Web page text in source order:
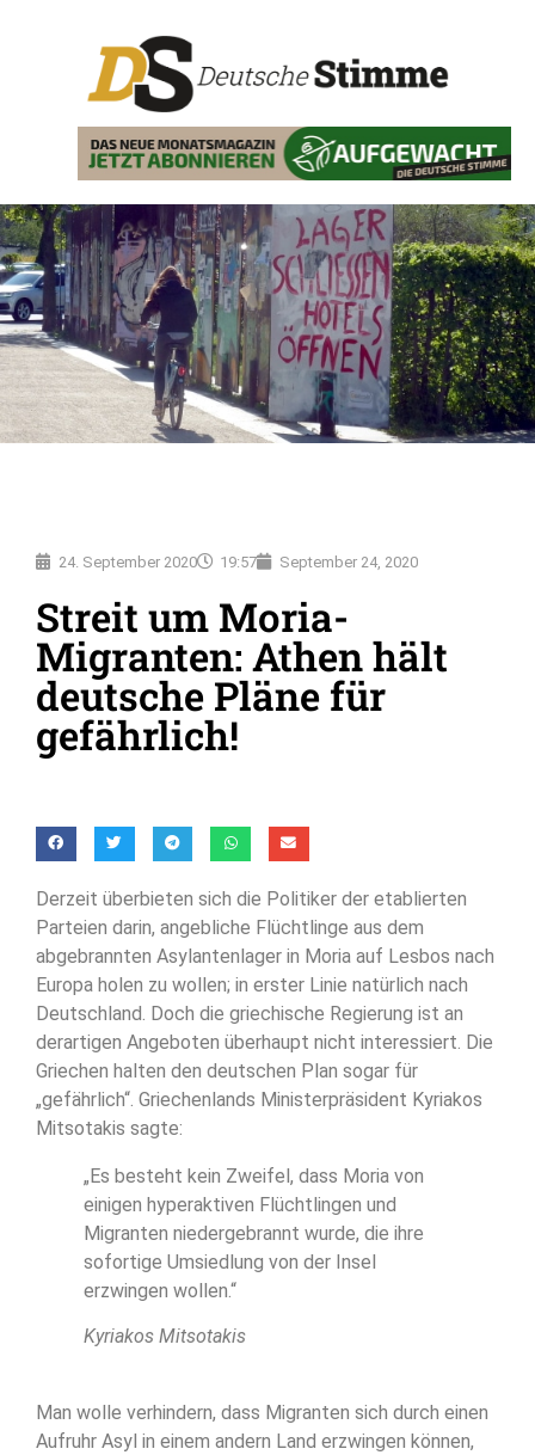
24. September 2020 19:57 September 24, 2020
Streit um Moria-
Migranten: Athen hält
deutsche Pläne für
gefährlich!
Derzeit überbieten sich die Politiker der etablierten
Parteien darin, angebliche Flüchtlinge aus dem
abgebrannten Asylantenlager in Moria auf Lesbos nach
Europa holen zu wollen; in erster Linie natürlich nach
Deutschland. Doch die griechische Regierung ist an
derartigen Angeboten überhaupt nicht interessiert. Die
Griechen halten den deutschen Plan sogar für
„gefährlich“. Griechenlands Ministerpräsident Kyriakos
Mitsotakis sagte:
„Es besteht kein Zweifel, dass Moria von
einigen hyperaktiven Flüchtlingen und
Migranten niedergebrannt wurde, die ihre
sofortige Umsiedlung von der Insel
erzwingen wollen.“
Kyriakos Mitsotakis
Man wolle verhindern, dass Migranten sich durch einen
Aufruhr Asyl in einem andern Land erzwingen können,